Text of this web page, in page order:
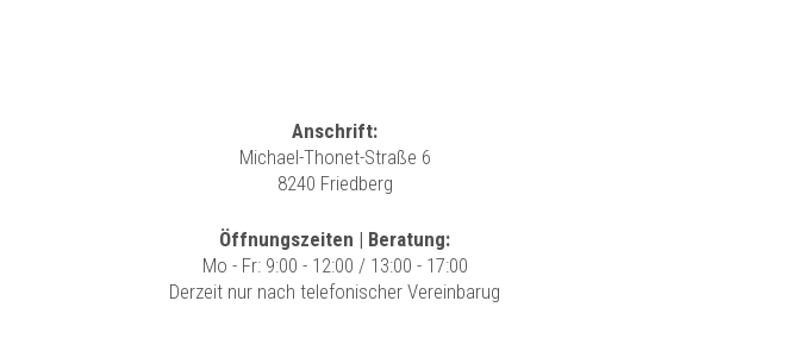
Anschrift:
Michael-Thonet-Straße 6
8240 Friedberg
Öffnungszeiten | Beratung:
Mo - Fr: 9:00 - 12:00 / 13:00 - 17:00
Derzeit nur nach telefonischer Vereinbarug